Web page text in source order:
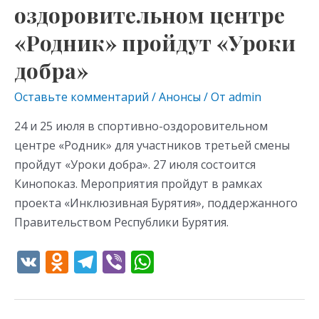
оздоровительном центре
«Родник» пройдут «Уроки
добра»
Оставьте комментарий /Анонсы / От admin
24 и 25 июля в спортивно-оздоровительном
центре «Родник» для участников третьей смены
пройдут «Уроки добра». 27 июля состоится
Кинопоказ. Мероприятия пройдут в рамках
проекта «Инклюзивная Бурятия», поддержанного
Правительством Республики Бурятия.
V O
n
T
e
Vi
er at